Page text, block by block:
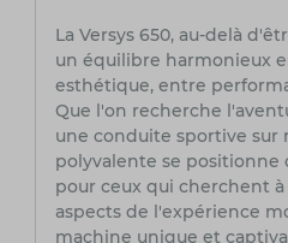
La Versys 650, au-delà
un équilibre harmonieux
esthétique, entre
Que l'on recherche
une conduite sportive sur
polyvalente se positionne
pour ceux qui cherchent
aspects de l'expérience
machine unique et